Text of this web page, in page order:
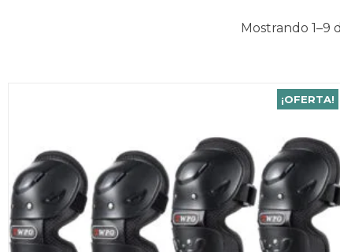
Mostrando 1–9
¡OFERTA!